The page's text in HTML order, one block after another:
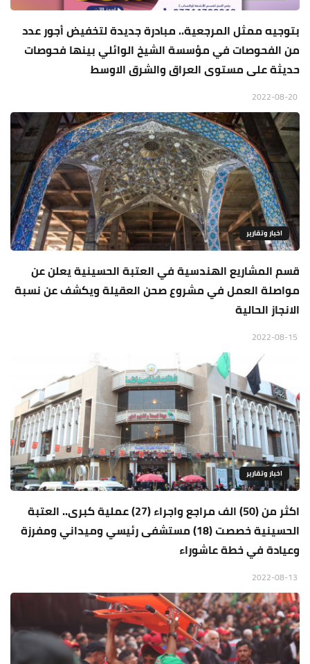
بتوجيه ممثل المرجعية.. مبادرة جديدة لتخفيض أجور عدد
من الفحوصات في مؤسسة الشيخ الوائلي بينها فحوصات
حديثة على مستوى العراق والشرق الاوسط
اخبار وتقارير
قسم المشاريع الهندسية في العتبة الحسينية يعلن عن
مواصلة العمل في مشروع صحن العقيلة ويكشف عن نسبة
الانجاز الحالية
اخبار وتقارير
اكثر من (50) الف مراجع واجراء (27) عملية كبرى.. العتبة
الحسينية خصصت (18) مستشفى رئيسي وميداني ومفرزة
وعيادة في خطة عاشوراء